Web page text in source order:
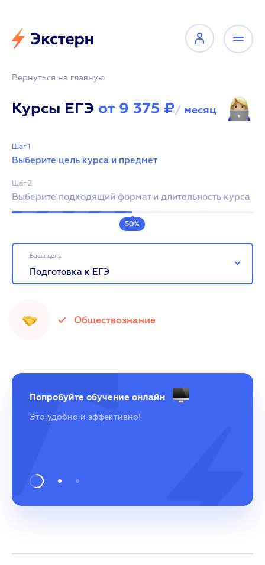
Вернуться на главную
Курсы ЕГЭ от 9 375 ₽/ месяц
Шаг 1
Выберите цель курса и предмет
Шаг 2
Выберите подходящий формат и длительность курса
50%
Ваша цель
Подготовка к ЕГЭ
Обществознание
Попробуйте обучение онлайн
Это удобно и эффективно!